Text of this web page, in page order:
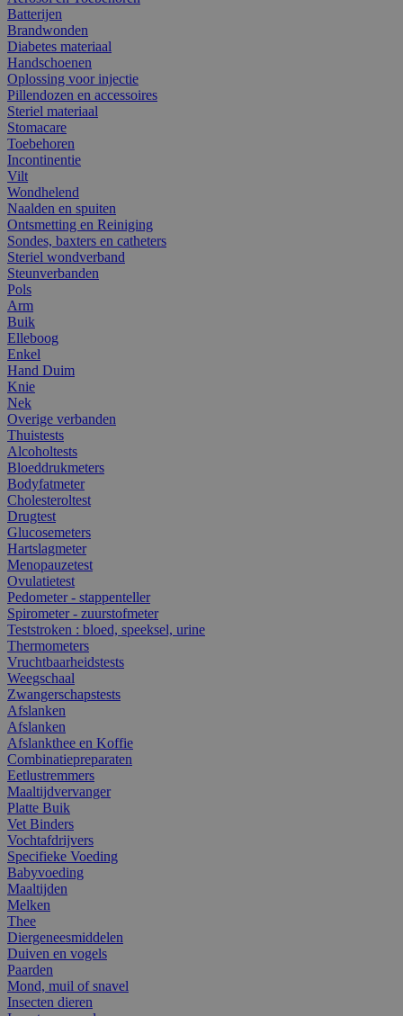
Batterijen
Brandwonden
Diabetes materiaal
Handschoenen
Oplossing voor injectie
Pillendozen en accessoires
Steriel materiaal
Stomacare
Toebehoren
Incontinentie
Vilt
Wondhelend
Naalden en spuiten
Ontsmetting en Reiniging
Sondes, baxters en catheters
Steriel wondverband
Steunverbanden
Pols
Arm
Buik
Elleboog
Enkel
Hand Duim
Knie
Nek
Overige verbanden
Thuistests
Alcoholtests
Bloeddrukmeters
Bodyfatmeter
Cholesteroltest
Drugtest
Glucosemeters
Hartslagmeter
Menopauzetest
Ovulatietest
Pedometer - stappenteller
Spirometer - zuurstofmeter
Teststroken : bloed, speeksel, urine
Thermometers
Vruchtbaarheidstests
Weegschaal
Zwangerschapstests
Afslanken
Afslanken
Afslankthee en Koffie
Combinatiepreparaten
Eetlustremmers
Maaltijdvervanger
Platte Buik
Vet Binders
Vochtafdrijvers
Specifieke Voeding
Babyvoeding
Maaltijden
Melken
Thee
Diergeneesmiddelen
Duiven en vogels
Paarden
Mond, muil of snavel
Insecten dieren